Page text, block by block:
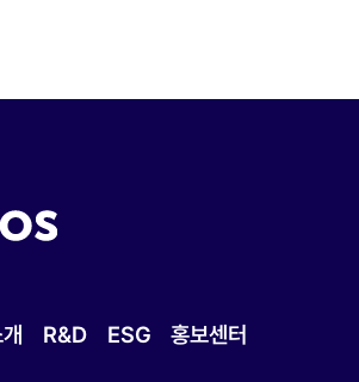
R&D ESG
홍보센터